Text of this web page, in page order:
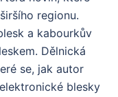
regionu.
a kabourkův
Dělnická
se, jak autor
blesky